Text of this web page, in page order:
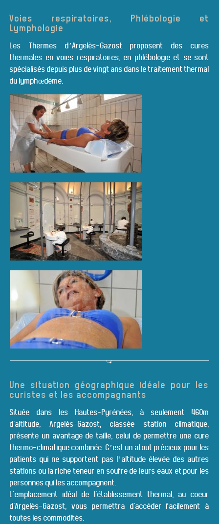
Voies respiratoires, Phlébologie et
Lymphologie
Les Thermes d’Argelès-Gazost proposent des cures
thermales en voies respiratoires, en phlébologie et se sont
spécialisés depuis plus de vingt ans dans le traitement thermal
du lymphœdème.
Une situation géographique idéale pour les
curistes et les accompagnants
Située dans les Hautes-Pyrénées, à seulement 460m
d'altitude, Argelès-Gazost, classée station climatique,
présente un avantage de taille, celui de permettre une cure
thermo-climatique combinée. C’est un atout précieux pour les
patients qui ne supportent pas l’altitude élevée des autres
stations ou la riche teneur en soufre de leurs eaux et pour les
personnes qui les accompagnent.
L'emplacement idéal de l'établissement thermal, au coeur
d'Argelès-Gazost, vous permettra d'accéder facilement à
toutes les commodités.